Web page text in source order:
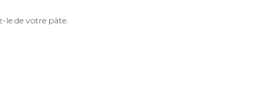
le de votre pâte.